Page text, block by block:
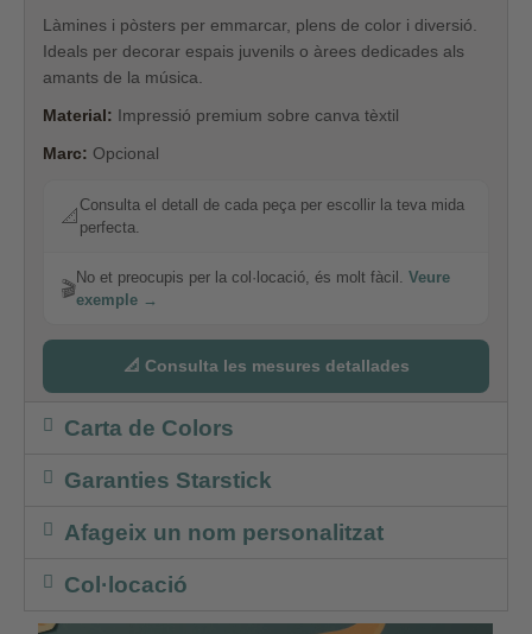
Làmines i pòsters per emmarcar, plens de color i diversió.
Ideals per decorar espais juvenils o àrees dedicades als
amants de la música.
Material: Impressió premium sobre canva tèxtil
Marc: Opcional
📐
Consulta el detall de cada peça per escollir la teva mida
perfecta.
🎬
No et preocupis per la col·locació, és molt fàcil. Veure
exemple →
📐 Consulta les mesures detallades
Carta de Colors
Garanties Starstick
Afageix un nom personalitzat
Col·locació